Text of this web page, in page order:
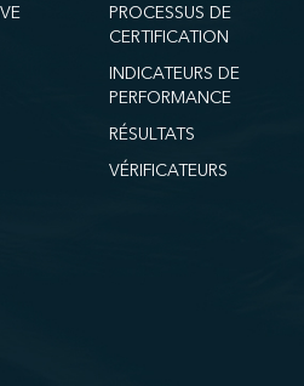
PROCESSUS DE
CERTIFICATION
INDICATEURS DE
PERFORMANCE
RÉSULTATS
VÉRIFICATEURS